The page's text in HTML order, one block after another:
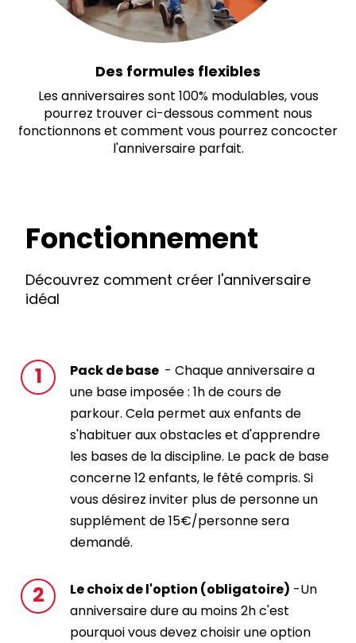
Des formules flexibles
Les anniversaires sont 100% modulables, vous
pourrez trouver ci-dessous comment nous
fonctionnons et comment vous pourrez concocter
l'anniversaire parfait.
Fonctionnement
Découvrez comment créer l'anniversaire
idéal
Pack de base - Chaque anniversaire a
une base imposée : 1h de cours de
parkour. Cela permet aux enfants de
s'habituer aux obstacles et d'apprendre
les bases de la discipline. Le pack de base
concerne 12 enfants, le fêté compris. Si
vous désirez inviter plus de personne un
supplément de 15€/personne sera
demandé.
Le choix de l'option (obligatoire) -Un
anniversaire dure au moins 2h c'est
pourquoi vous devez choisir une option